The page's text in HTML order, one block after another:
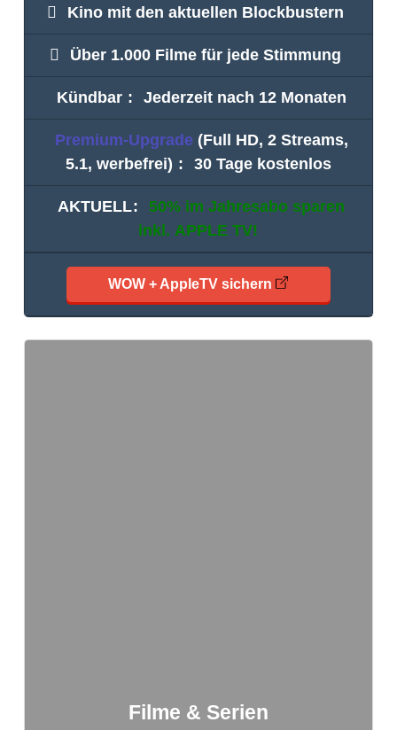
Kino mit den aktuellen Blockbustern
Über 1.000 Filme für jede Stimmung
Kündbar : Jederzeit nach 12 Monaten
Premium-Upgrade(Full HD, 2 Streams,
5.1, werbefrei) : 30 Tage kostenlos
AKTUELL:
50% im Jahresabo sparen
inkl.APPLE TV!
WOW + AppleTV sichern
Filme & Serien